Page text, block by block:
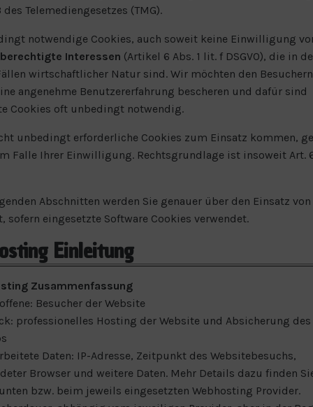
des Telemediengesetzes (TMG).
notwendige Cookies, auch soweit keine Einwilligung
berechtigte Interessen (Artikel 6 Abs. 1 lit. f DSGVO), die in
wirtschaftlicher Natur sind. Wir möchten den
angenehme Benutzererfahrung bescheren und dafür sind
Cookies oft unbedingt notwendig.
unbedingt erforderliche Cookies zum Einsatz kommen,
Falle Ihrer Einwilligung. Rechtsgrundlage ist insoweit Art.
Abschnitten werden Sie genauer über den Einsatz
sofern eingesetzte Software Cookies verwendet.
Einleitung
Zusammenfassung
Besucher der Website
professionelles Hosting der Website und Absicherung des
Daten: IP-Adresse, Zeitpunkt des Websitebesuchs,
Browser und weitere Daten. Mehr Details dazu finden
bzw. beim jeweils eingesetzten Webhosting Provider.